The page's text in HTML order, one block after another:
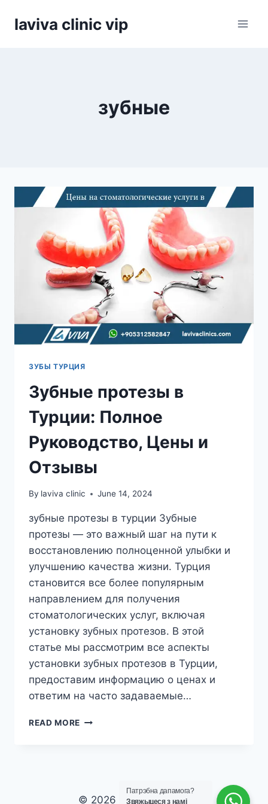
laviva clinic vip
зубные
ЗУБЫ ТУРЦИЯ
Зубные протезы в
Турции: Полное
Руководство, Цены и
Отзывы
By laviva clinic June 14, 2024
зубные протезы в турции Зубные
протезы — это важный шаг на пути к
восстановлению полноценной улыбки и
улучшению качества жизни. Турция
становится все более популярным
направлением для получения
стоматологических услуг, включая
установку зубных протезов. В этой
статье мы рассмотрим все аспекты
установки зубных протезов в Турции,
предоставим информацию о ценах и
ответим на часто задаваемые…
READ MORE ЗУБНЫЕ
ЦЕНЫ
© 2026 laviva clinic vip
Патрэбна дапамога?
Звяжыцеся з намі